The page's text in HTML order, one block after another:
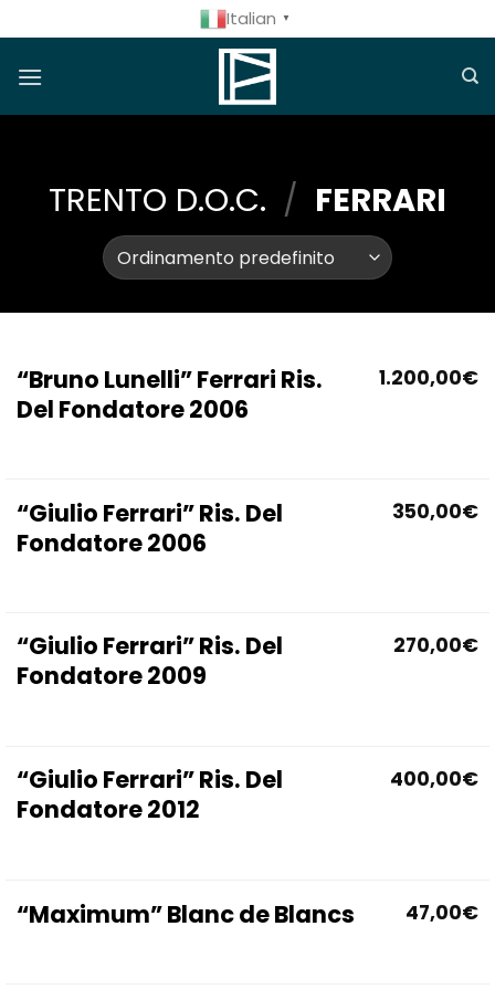
ai
contenuti
Italian ▼
TRENTO D.O.C. / FERRARI
“Bruno Lunelli” Ferrari Ris.
Del Fondatore 2006
1.200,00€
“Giulio Ferrari” Ris. Del
Fondatore 2006
350,00€
“Giulio Ferrari” Ris. Del
Fondatore 2009
270,00€
“Giulio Ferrari” Ris. Del
Fondatore 2012
400,00€
“Maximum” Blanc de Blancs 47,00€